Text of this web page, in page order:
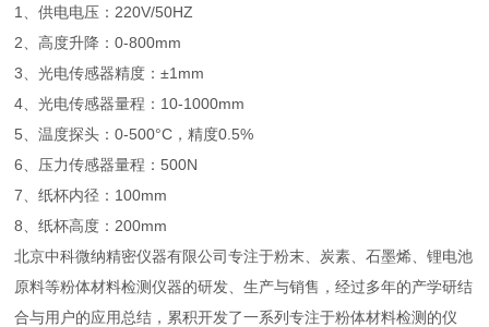
1、供电电压：220V/50HZ
2、高度升降：0-800mm
3、光电传感器精度：±1mm
4、光电传感器量程：10-1000mm
5、温度探头：0-500°C，精度0.5%
6、压力传感器量程：500N
7、纸杯内径：100mm
8、纸杯高度：200mm
北京中科微纳精密仪器有限公司专注于粉末、炭素、石墨烯、锂电池
原料等粉体材料检测仪器的研发、生产与销售，经过多年的产学研结
合与用户的应用总结，累积开发了一系列专注于粉体材料检测的仪